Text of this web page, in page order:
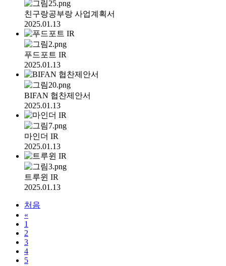
친구랑공부랑 사업계획서
2025.01.13
푸드포트 IR
2025.01.13
BIFAN 협찬제안서
2025.01.13
마인더 IR
2025.01.13
트루윈 IR
2025.01.13
처음
«
1
2
3
4
5